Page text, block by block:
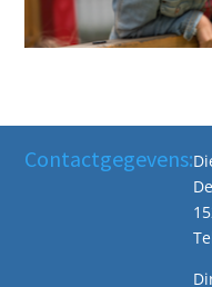
Contactgegevens: